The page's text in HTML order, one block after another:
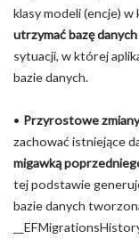
klasy modeli (encje)
utrzymać bazę
sytuacji, w której
bazie danych.
• Przyrostowe
zachować istniejące
migawką
tej podstawie
bazie danych